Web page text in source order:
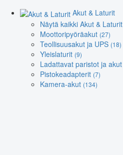
Akut & Laturit
Näytä kaikki Akut & Laturit
Moottoripyöräakut (27)
Teollisuusakut ja UPS (18)
Yleislaturit (9)
Ladattavat paristot ja akut
Pistokeadapterit (7)
Kamera-akut (134)